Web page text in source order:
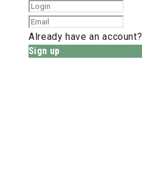
Already have an account?
Sign up